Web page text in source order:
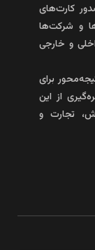
کارت‌‌های
و شرکت‌ها
و خارجی
برای
از این
تجارت و